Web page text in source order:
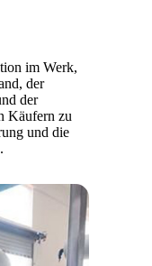
im Werk,
der
der
Käufern zu
und die